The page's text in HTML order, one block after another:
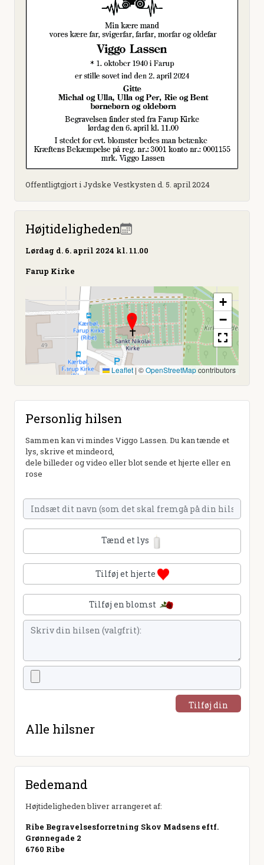
Offentligtgjort i Jydske Vestkysten d. 5. april 2024
Højtideligheden
Lørdag d. 6. april 2024 kl. 11.00
Farup Kirke
+
−
Leaflet | ©OpenStreetMapcontributors
Personlig hilsen
Sammen kan vi mindes Viggo Lassen. Du kan tænde et
lys, skrive et mindeord,
dele billeder og video eller blot sende et hjerte eller en
rose
Tænd et lys
Tilføj et hjerte
Tilføj en blomst
Tilføj din
Alle hilsner
Bedemand
Højtideligheden bliver arrangeret af:
Ribe Begravelsesforretning Skov Madsens eftf.
Grønnegade 2
6760 Ribe